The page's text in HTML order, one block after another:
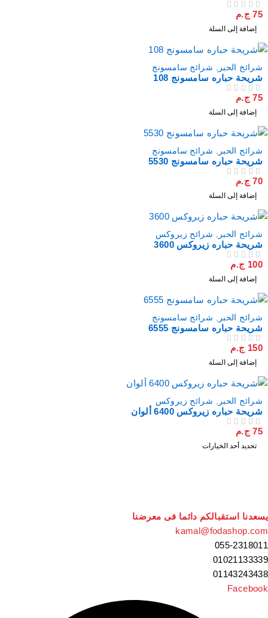
75 ج.م
إضافة إلى السلة
شرائح الحبر, شرائح سامسونج
شريحة حباره سامسونج 108
75 ج.م
إضافة إلى السلة
شرائح الحبر, شرائح سامسونج
شريحة حباره سامسونج 5530
70 ج.م
إضافة إلى السلة
شرائح الحبر, شرائح زيروكس
شريحة حباره زيروكس 3600
100 ج.م
إضافة إلى السلة
شرائح الحبر, شرائح سامسونج
شريحة حباره سامسونج 6555
150 ج.م
إضافة إلى السلة
شرائح الحبر, شرائح زيروكس
شريحة حباره زيروكس 6400 ألوان
75 ج.م
تحديد أحد الخيارات
استقبالكم دائما فى معرضنا
055-